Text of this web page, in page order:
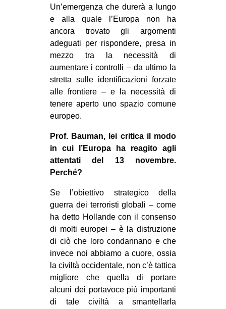
ESTREMO ORIENTE
EUROPA
MEDIO ORIENTE
MONDO
EVENTI
in
tw
ms
SEARCH
Un’emergenza che durerà a lungo
e alla quale l’Europa non ha
ancora trovato gli argomenti
adeguati per rispondere, presa in
mezzo tra la necessità di
aumentare i controlli – da ultimo la
stretta sulle identificazioni forzate
alle frontiere – e la necessità di
tenere aperto uno spazio comune
europeo.
Prof. Bauman, lei critica il modo
in cui l’Europa ha reagito agli
attentati del 13 novembre.
Perché?
Se l’obiettivo strategico della
guerra dei terroristi globali – come
ha detto Hollande con il consenso
di molti europei – è la distruzione
di ciò che loro condannano e che
invece noi abbiamo a cuore, ossia
la civiltà occidentale, non c’è tattica
migliore che quella di portare
alcuni dei portavoce più importanti
di tale civiltà a smantellarla